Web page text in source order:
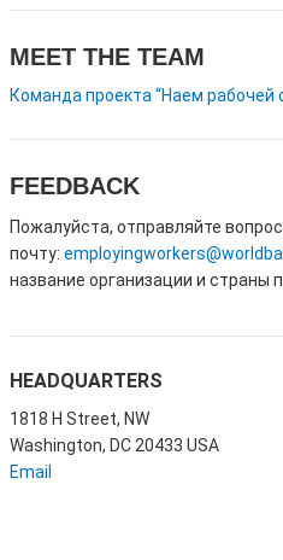
MEET THE TEAM
Команда проекта “Наем рабочей
FEEDBACK
Пожалуйста, отправляйте
почту:
название организации и страны
HEADQUARTERS
1818 H Street, NW
Washington, DC 20433 USA
Email